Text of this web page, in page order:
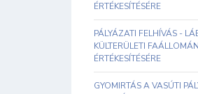
ÉRTÉKESÍTÉSÉRE
PÁLYÁZATI FELHÍVÁS -
KÜLTERÜLETI
ÉRTÉKESÍTÉSÉRE
GYOMIRTÁS A VASÚTI